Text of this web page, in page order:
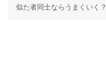
似た者同士ならうまくいく？